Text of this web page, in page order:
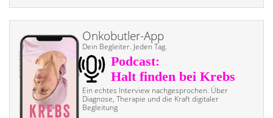
Onkobutler-App
Dein Begleiter. Jeden Tag.
Ein echtes Interview nach­gesprochen. Über
Diagnose, Therapie und die Kraft digitaler
Begleitung